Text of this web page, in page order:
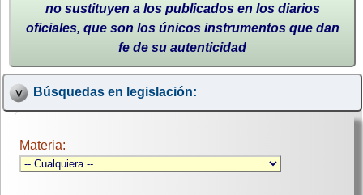
no sustituyen a los publicados en los diarios
oficiales, que son los únicos instrumentos que dan
fe de su autenticidad
Búsquedas en legislación:
Materia: